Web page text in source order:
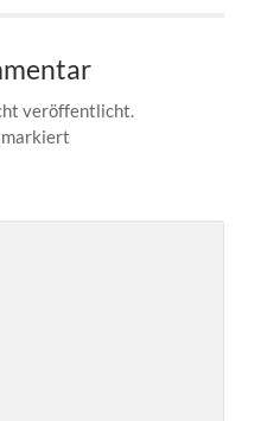
veröffentlicht.
markiert